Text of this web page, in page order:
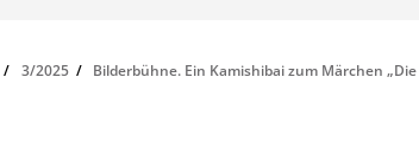
3/2025 Bilderbühne. Ein Kamishibai zum Märchen